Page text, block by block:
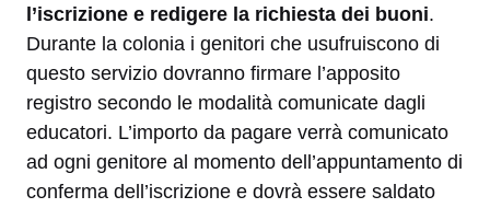
l’iscrizione e redigere la richiesta dei buoni.
Durante la colonia i genitori che usufruiscono di
questo servizio dovranno firmare l’apposito
registro secondo le modalità comunicate dagli
educatori. L’importo da pagare verrà comunicato
ad ogni genitore al momento dell’appuntamento di
conferma dell’iscrizione e dovrà essere saldato